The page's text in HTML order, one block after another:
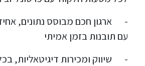
-
ארגון חכם מבוסס נתונים,
עם תובנות בזמן אמיתי
-
שיווק ומכירות דיגיטאליות,